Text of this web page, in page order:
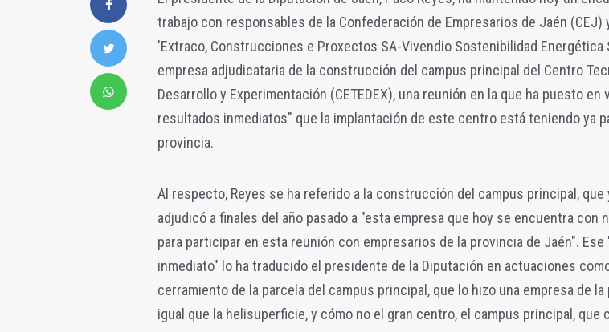
trabajo con responsables de la Confederación de Empresarios de Jaén (CEJ)
'Extraco, Construcciones e Proxectos SA-Vivendio Sostenibilidad Energética
empresa adjudicataria de la construcción del campus principal del Centro
Desarrollo y Experimentación (CETEDEX), una reunión en la que ha puesto en
resultados inmediatos" que la implantación de este centro está teniendo ya
provincia.
Al respecto, Reyes se ha referido a la construcción del campus principal, que
adjudicó a finales del año pasado a "esta empresa que hoy se encuentra con
para participar en esta reunión con empresarios de la provincia de Jaén".
inmediato" lo ha traducido el presidente de la Diputación en actuaciones
cerramiento de la parcela del campus principal, que lo hizo una empresa de la
igual que la helisuperficie, y cómo no el gran centro, el campus principal, que